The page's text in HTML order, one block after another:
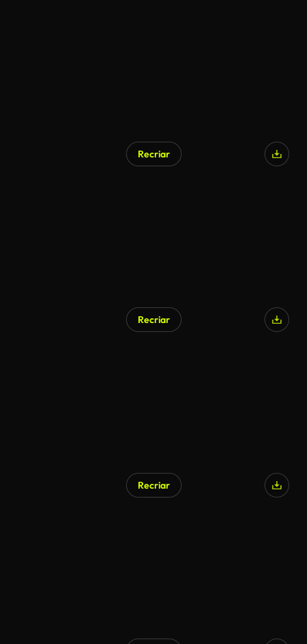
Recriar
Recriar
Recriar